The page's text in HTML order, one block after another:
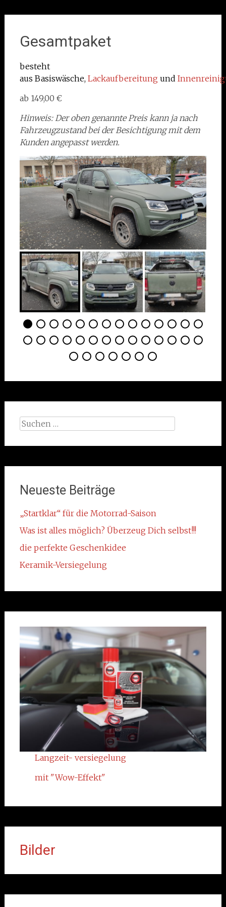
Gesamtpaket
besteht
aus Basiswäsche, Lackaufbereitung und
ab 149,00 €
Hinweis: Der oben genannte Preis kann ja nach
Fahrzeugzustand bei der Besichtigung mit dem
Kunden angepasst werden.
Suchen
Neueste Beiträge
„Startklar“ für die Motorrad-Saison
Was ist alles möglich? Überzeug Dich selbst!!!
die perfekte Geschenkidee
Keramik-Versiegelung
Langzeit- versiegelung
mit "Wow-Effekt"
Bilder